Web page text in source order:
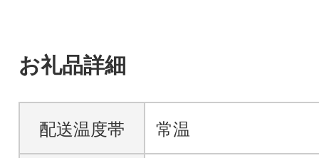
お礼品詳細
配送温度帯 常温